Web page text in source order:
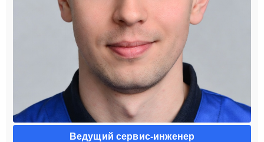
Ведущий сервис-инженер